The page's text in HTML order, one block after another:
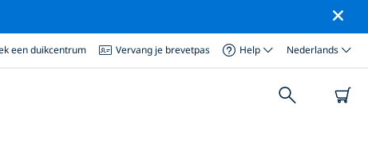
een duikcentrum Vervang je brevetpas Help Nederlands